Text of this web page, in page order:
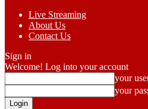
Live Streaming
About Us
Contact Us
Sign in
Welcome! Log into your account
your
your